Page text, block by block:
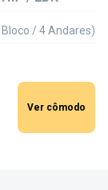
/ 4 Andares)
Ver cômodo